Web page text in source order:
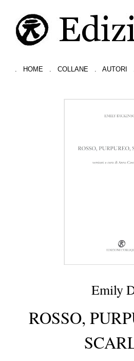
HOME COLLANE AUTORI
Emily
ROSSO,